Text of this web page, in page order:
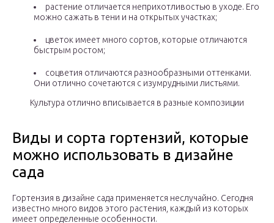
растение отличается неприхотливостью в уходе. Его
можно сажать в тени и на открытых участках;
цветок имеет много сортов, которые отличаются
быстрым ростом;
соцветия отличаются разнообразными оттенками.
Они отлично сочетаются с изумрудными листьями.
Культура отлично вписывается в разные композиции
Виды и сорта гортензий, которые
можно использовать в дизайне
сада
Гортензия в дизайне сада применяется неслучайно. Сегодня
известно много видов этого растения, каждый из которых
имеет определенные особенности.